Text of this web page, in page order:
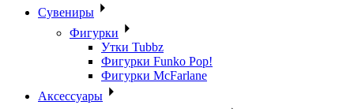
Сувениры
Фигурки
Утки Tubbz
Фигурки Funko Pop!
Фигурки McFarlane
Аксессуары